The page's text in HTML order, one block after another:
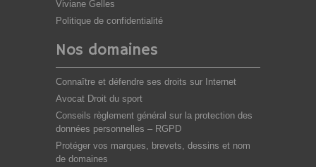
Viviane Gelles
Politique de confidentialité
Nos domaines
Connaître et défendre ses droits sur Internet
Avocat Droit du sport
Conseils règlement général sur la protection des
données personnelles – RGPD
Protéger vos marques, brevets, dessins et nom
de domaines